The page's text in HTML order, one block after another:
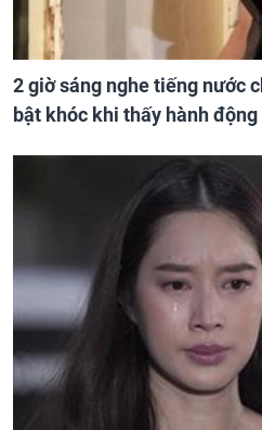
2 giờ sáng nghe tiếng nước
bật khóc khi thấy hành